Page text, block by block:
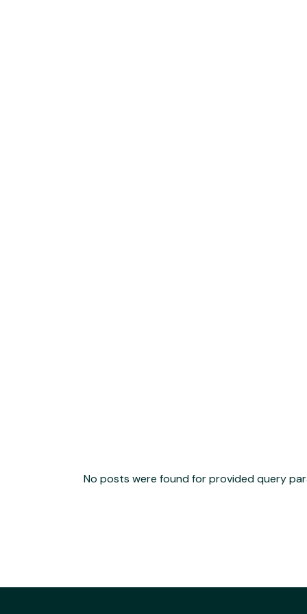
No posts were found for provided query